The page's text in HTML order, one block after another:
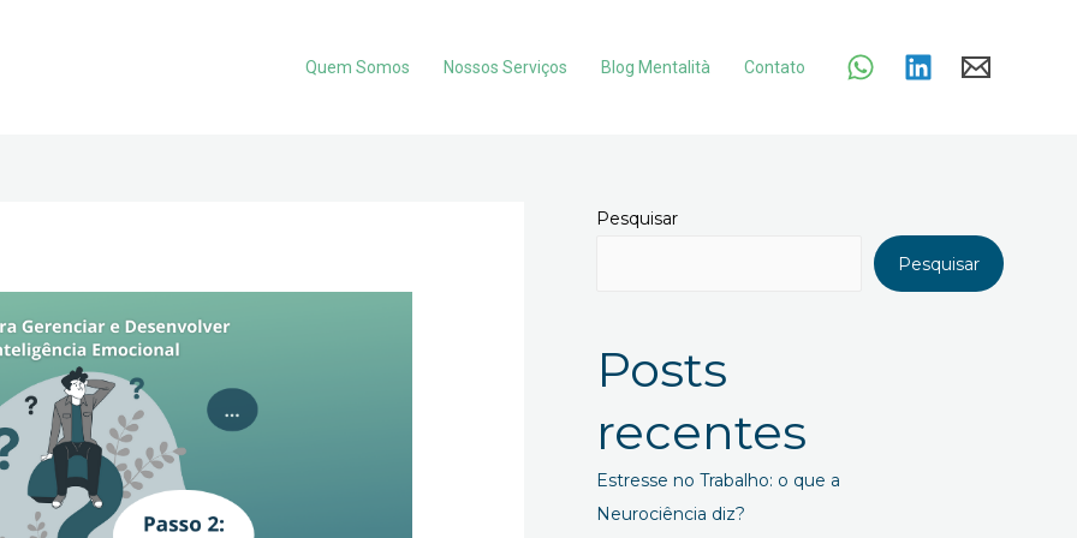
Quem Somos Nossos Serviços Blog Mentalità Contato
Pesquisar
Pesquisar
Posts
recentes
Estresse no Trabalho: o que a
Neurociência diz?